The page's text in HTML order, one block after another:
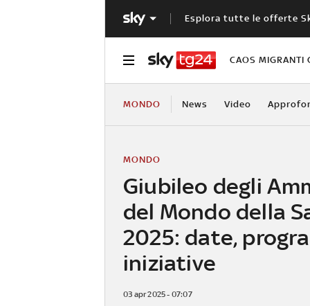
Esplora tutte le offerte
CAOS MIGRANTI
MONDO News Video
Giubileo degli
del Mondo della
2025: date,
iniziative
MONDO
03 apr 2025 - 07:07